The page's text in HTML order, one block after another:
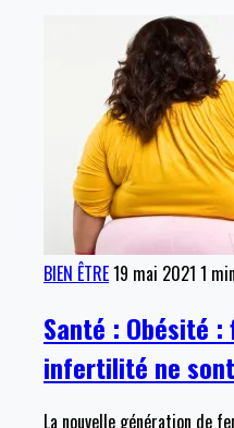
BIEN ÊTRE19 mai 2021 1
Santé : Obésité
infertilité ne
La nouvelle génération de